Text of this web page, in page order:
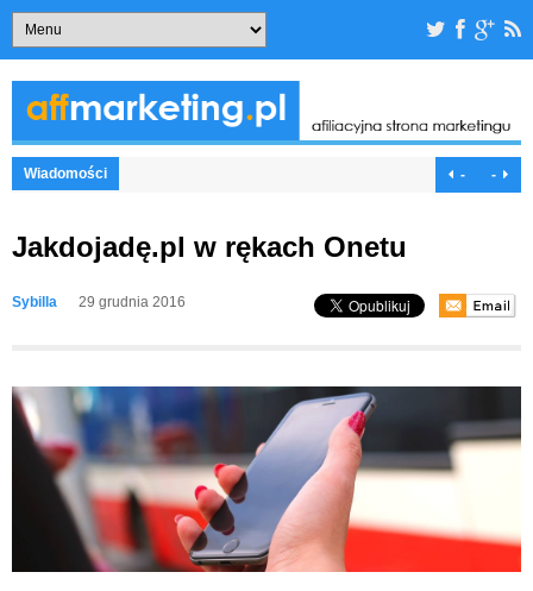
Wiadomości - -
Jakdojadę.pl w rękach Onetu
Sybilla 29 grudnia 2016